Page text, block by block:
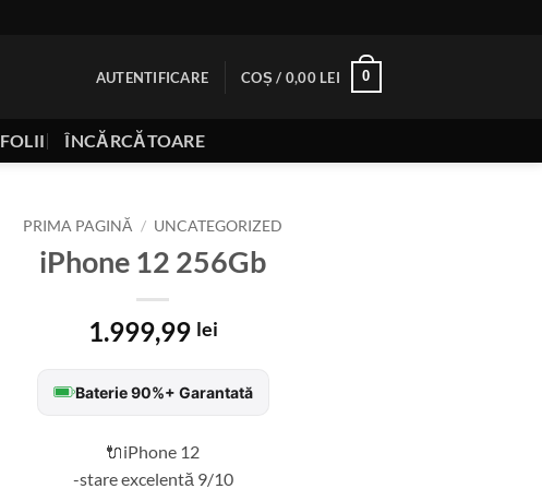
AUTENTIFICARE COȘ / 0,00 LEI 0
FOLII ÎNCĂRCĂTOARE
PRIMA PAGINĂ / UNCATEGORIZED
iPhone 12 256Gb
1.999,99 lei
Baterie 90%+ Garantată
🔌iPhone 12
-stare excelentă 9/10